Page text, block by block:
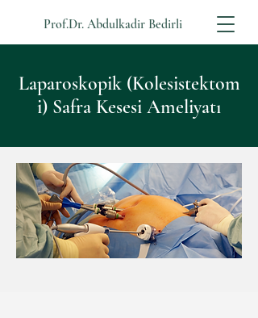
Prof.Dr. Abdulkadir Bedirli
Laparoskopik(Kolesistektom
i) Safra Kesesi Ameliyatı